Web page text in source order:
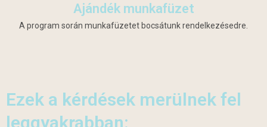
Ajándék munkafüzet
A program során munkafüzetet bocsátunk rendelkezésedre.
Ezek a kérdések merülnek fel
leggyakrabban: